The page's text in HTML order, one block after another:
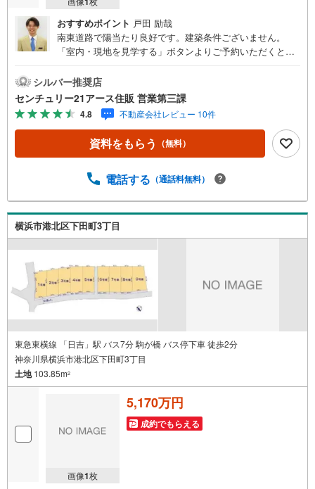
おすすめポイント 戸田 励哉
南東道路で陽当たり良好です。建築条件ございません。
「室内・現地を見学する」ボタンよりご予約いただくとご
のポイント】◆センチュリオン獲得店舗◆全国約970店舗あ
るセンチュリー21のお店。その中でも、アメリカ本部が設
ける一定基準を満たした、上位4％しか受賞できない賞。そ
れが「センチュリオン」です。弊社はそのセンチュリオン
を2002年から欠かすことなく取り続けております。◆住宅
ローン相談会◆お客様にあった無理のない住宅ローンの試
す。人生最大のお買い物になりますので、しっかりとした
だわる◆大きな金額を長期間で返済する住宅ローンは優遇
金利が0.1％変わるだけで、支払い総額に大きな変化が生じ
ます。取引の多い弊社は金融機関の特色、傾向、トレンド
を熟知しておりますので、お客様のニーズにあった金融機
関をご紹介させて頂きます。
シルバー推奨店
センチュリー21アース住販 営業第三課
4.8 不動産会社レビュー 10件
資料をもらう （無料）
電話する （通話料無料）
横浜市港北区下田町3丁目
東急東横線 「日吉」駅 バス7分 駒が橋 バス停下車 徒歩2分
神奈川県横浜市港北区下田町3丁目
土地103.85m2
画像1枚
5,170万円
成約でもらえる